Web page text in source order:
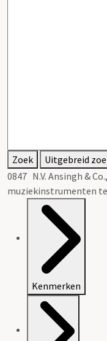
Zoek
Uitgebreid
0847 N.V. Ansingh &
muziekinstrumenten
Kenmerken